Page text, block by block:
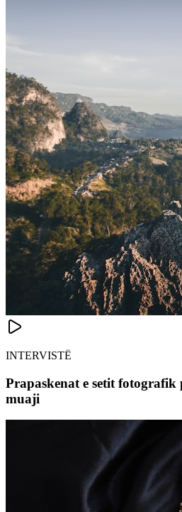
INTERVISTË
Prapaskenat e setit
muaji